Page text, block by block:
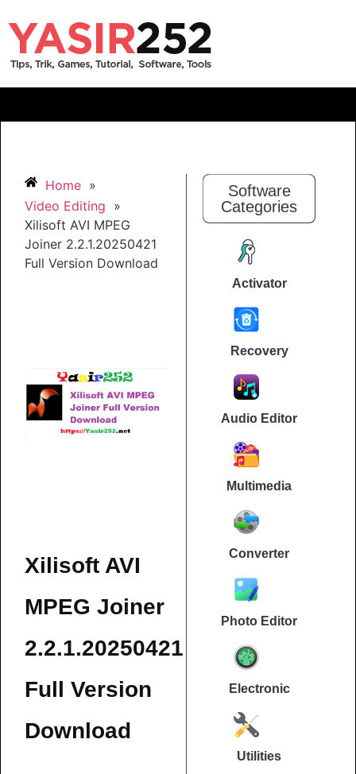
Home »
Video Editing »
Xilisoft AVI MPEG
Joiner 2.2.1.20250421
Full Version Download
Xilisoft AVI
MPEG Joiner
2.2.1.20250421
Full Version
Download
Software
Categories
Activator
Recovery
Audio Editor
Multimedia
Converter
Photo Editor
Electronic
Utilities